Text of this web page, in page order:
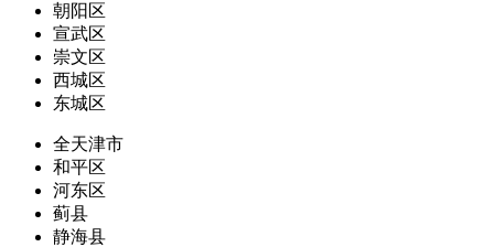
朝阳区
宣武区
崇文区
西城区
东城区
全天津市
和平区
河东区
蓟县
静海县